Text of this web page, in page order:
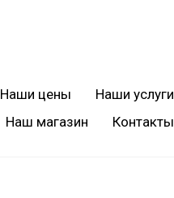
Наши цены
Наши услуги
Наш магазин Контакты